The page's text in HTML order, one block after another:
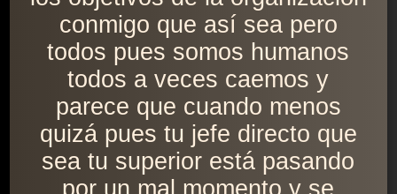
conmigo que así sea pero
todos pues somos humanos
todos a veces caemos y
parece que cuando menos
quizá pues tu jefe directo que
sea tu superior está pasando